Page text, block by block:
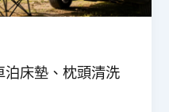
泊床墊、枕頭清洗